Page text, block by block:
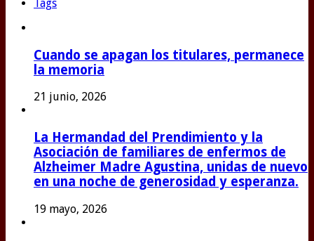
Tags
Cuando se apagan los titulares, permanece
la memoria
21 junio, 2026
La Hermandad del Prendimiento y la
Asociación de familiares de enfermos de
Alzheimer Madre Agustina, unidas de nuevo
en una noche de generosidad y esperanza.
19 mayo, 2026